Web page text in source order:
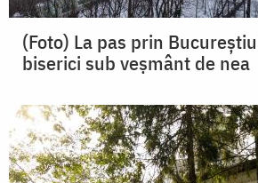
(Foto) La pas prin
biserici sub veșmânt de nea